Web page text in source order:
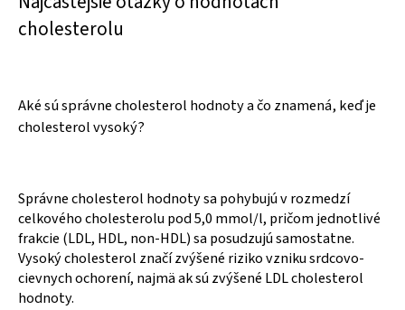
cholesterolu
Aké sú správne cholesterol hodnoty a čo znamená, keď je
cholesterol vysoký?
Správne cholesterol hodnoty sa pohybujú v rozmedzí
celkového cholesterolu pod 5,0 mmol/l, pričom jednotlivé
frakcie (LDL, HDL, non-HDL) sa posudzujú samostatne.
Vysoký cholesterol značí zvýšené riziko vzniku srdcovo-
cievnych ochorení, najmä ak sú zvýšené LDL cholesterol
hodnoty.